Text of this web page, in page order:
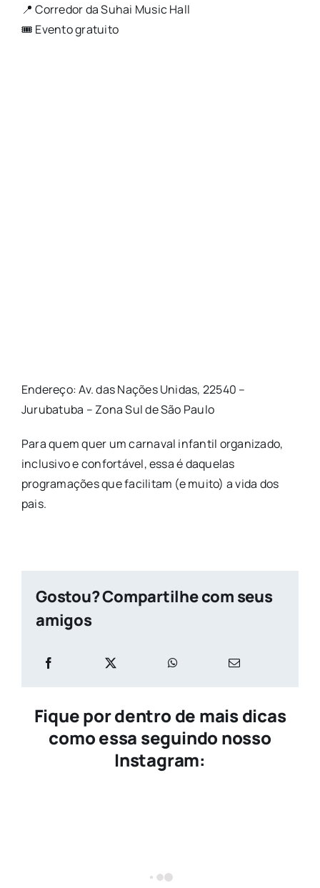
📍 Corredor da Suhai Music Hall
🎟️ Evento gratuito
Endereço: Av. das Nações Unidas, 22540 –
Jurubatuba – Zona Sul de São Paulo
Para quem quer um carnaval infantil organizado,
inclusivo e confortável, essa é daquelas
programações que facilitam (e muito) a vida dos
pais.
Gostou? Compartilhe com seus
amigos
Fique por dentro de mais dicas
como essa seguindo nosso
Instagram: